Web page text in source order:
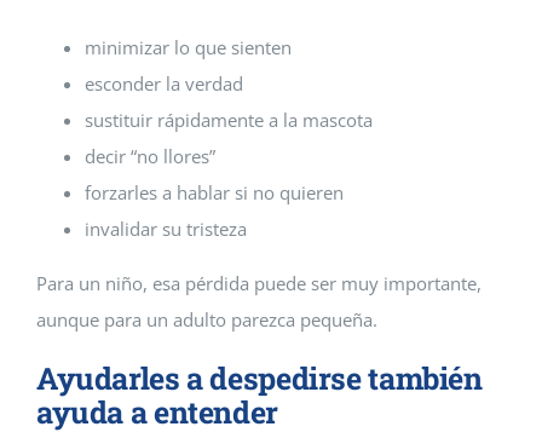
minimizar lo que sienten
esconder la verdad
sustituir rápidamente a la mascota
decir “no llores”
forzarles a hablar si no quieren
invalidar su tristeza
Para un niño, esa pérdida puede ser muy importante,
aunque para un adulto parezca pequeña.
Ayudarles a despedirse también
ayuda a entender